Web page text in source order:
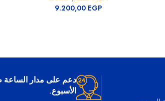
9.200,00 EGP
دعم على مدار الساعة
الأسبوع.